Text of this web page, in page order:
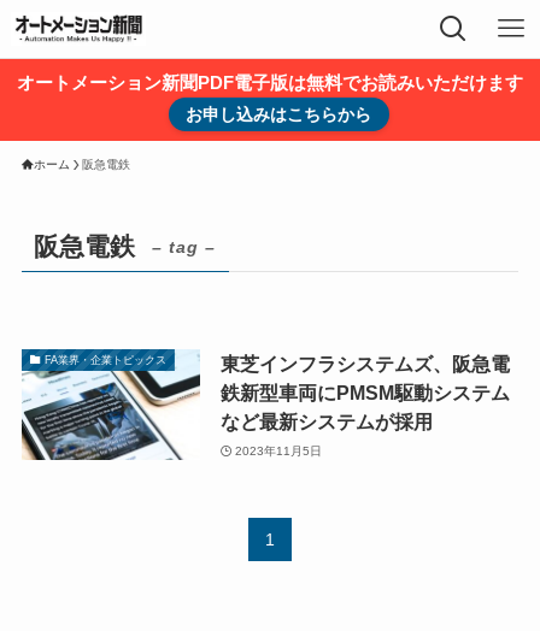
オートメーション新聞PDF電子版は無料でお読みいただけます
お申し込みはこちらから
ホーム 阪急電鉄
阪急電鉄 – tag –
FA業界・企業トピックス
東芝インフラシステムズ、阪急電
鉄新型車両にPMSM駆動システム
など最新システムが採用
2023年11月5日
1